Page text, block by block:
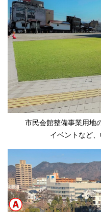
市民会館整備事業用地
イベントなど